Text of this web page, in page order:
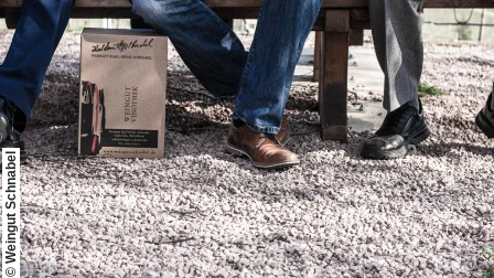
Wein & Genuss
Kultur & Events
Buchen & Service
© Weingut Schnabel